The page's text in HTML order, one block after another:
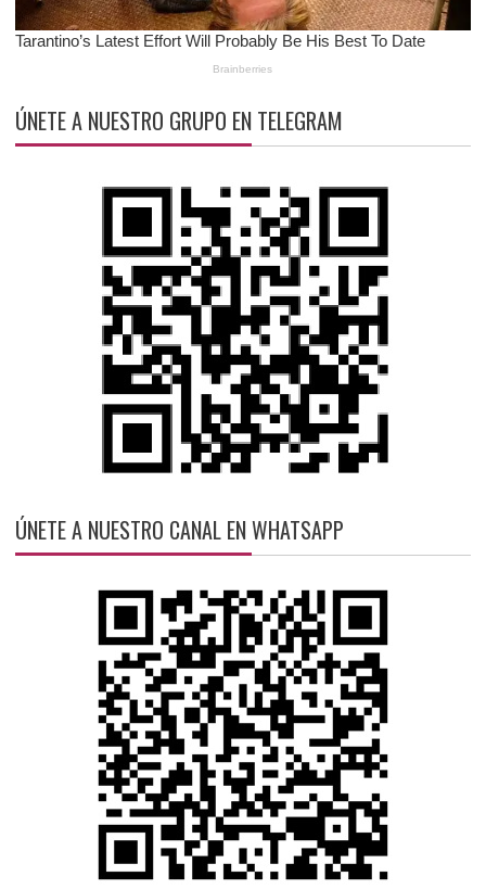
ÚNETE A NUESTRO GRUPO EN TELEGRAM
ÚNETE A NUESTRO CANAL EN WHATSAPP